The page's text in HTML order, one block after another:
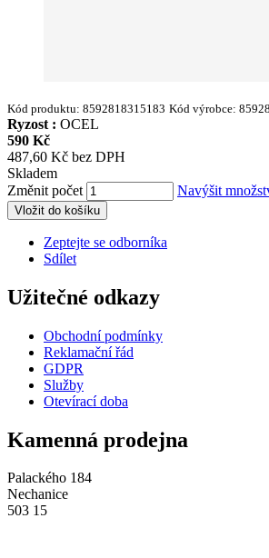
Kód produktu: 8592818315183 Kód výrobce:
Ryzost : OCEL
590 Kč
487,60 Kč bez DPH
Skladem
Změnit počet
Navýšit
Vložit do košíku
Zeptejte se odborníka
Sdílet
Užitečné odkazy
Obchodní podmínky
Reklamační řád
GDPR
Služby
Otevírací doba
Kamenná prodejna
Palackého 184
Nechanice
503 15